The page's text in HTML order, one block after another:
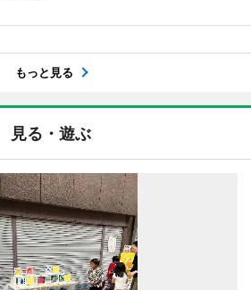
もっと見る
見る・遊ぶ